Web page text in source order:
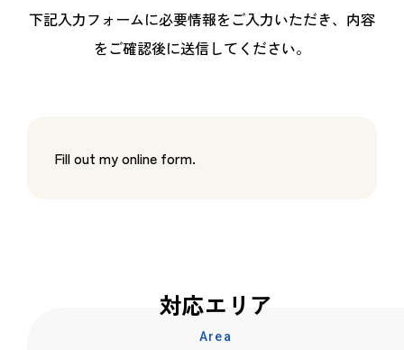
下記入力フォームに必要情報をご入力いただき、内容
をご確認後に送信してください。
Fill out myonline form.
対応エリア
Area